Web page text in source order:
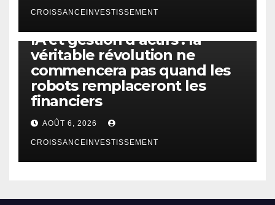
CROISSANCEINVESTISSEMENT
IA et gestion d’actifs : la
véritable révolution ne
commencera pas quand les
robots remplaceront les
financiers
AOÛT 6, 2026
CROISSANCEINVESTISSEMENT